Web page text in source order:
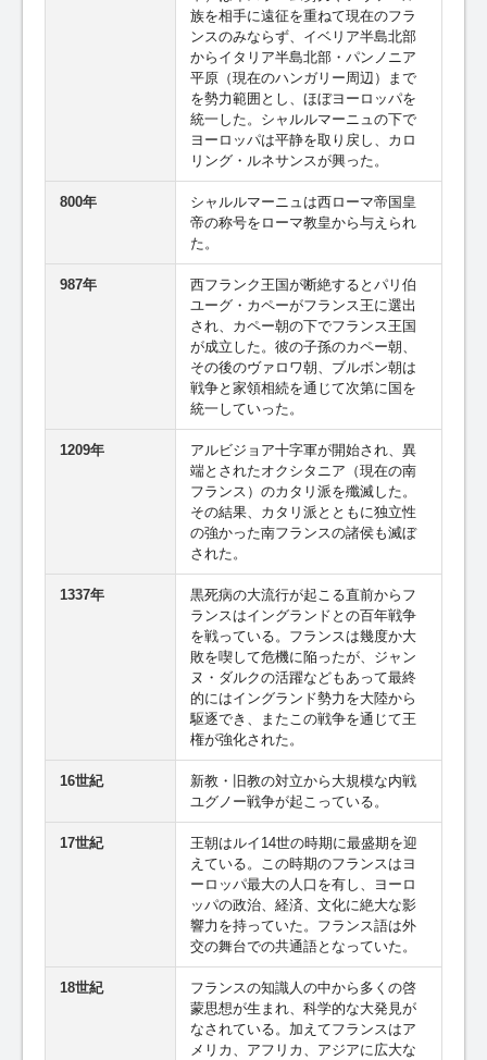
族を相手に遠征を重ねて現在のフラ
ンスのみならず、イベリア半島北部
からイタリア半島北部・パンノニア
平原（現在のハンガリー周辺）まで
を勢力範囲とし、ほぼヨーロッパを
統一した。シャルルマーニュの下で
ヨーロッパは平静を取り戻し、カロ
リング・ルネサンスが興った。
800年
シャルルマーニュは西ローマ帝国皇
帝の称号をローマ教皇から与えられ
た。
987年
西フランク王国が断絶するとパリ伯
ユーグ・カペーがフランス王に選出
され、カペー朝の下でフランス王国
が成立した。彼の子孫のカペー朝、
その後のヴァロワ朝、ブルボン朝は
戦争と家領相続を通じて次第に国を
統一していった。
1209年
アルビジョア十字軍が開始され、異
端とされたオクシタニア（現在の南
フランス）のカタリ派を殲滅した。
その結果、カタリ派とともに独立性
の強かった南フランスの諸侯も滅ぼ
された。
1337年
黒死病の大流行が起こる直前からフ
ランスはイングランドとの百年戦争
を戦っている。フランスは幾度か大
敗を喫して危機に陥ったが、ジャン
ヌ・ダルクの活躍などもあって最終
的にはイングランド勢力を大陸から
駆逐でき、またこの戦争を通じて王
権が強化された。
16世紀
新教・旧教の対立から大規模な内戦
ユグノー戦争が起こっている。
17世紀
王朝はルイ14世の時期に最盛期を迎
えている。この時期のフランスはヨ
ーロッパ最大の人口を有し、ヨーロ
ッパの政治、経済、文化に絶大な影
響力を持っていた。フランス語は外
交の舞台での共通語となっていた。
18世紀
フランスの知識人の中から多くの啓
蒙思想が生まれ、科学的な大発見が
なされている。加えてフランスはア
メリカ、アフリカ、アジアに広大な